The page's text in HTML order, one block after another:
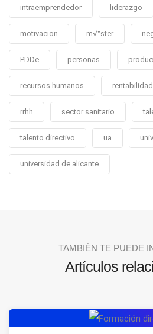
intraemprendedor liderazgo
motivacion m√°ster
PDDe personas
recursos humanos rentabilidad
rrhh sector sanitario
talento directivo ua
universidad de alicante
TAMBIÉN TE PUEDE
Artículos